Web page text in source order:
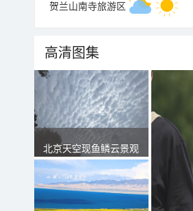
贺兰山南寺旅游区
高清图集
北京天空现鱼鳞云景观